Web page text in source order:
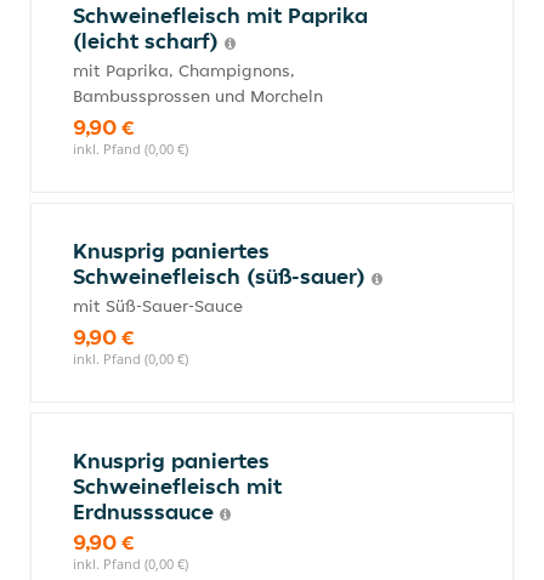
Schweinefleisch mit Paprika
(leicht scharf)
mit Paprika, Champignons,
Bambussprossen und Morcheln
9,90 €
inkl. Pfand (0,00 €)
Knusprig paniertes
Schweinefleisch (süß-sauer)
mit Süß-Sauer-Sauce
9,90 €
inkl. Pfand (0,00 €)
Knusprig paniertes
Schweinefleisch mit
Erdnusssauce
9,90 €
inkl. Pfand (0,00 €)